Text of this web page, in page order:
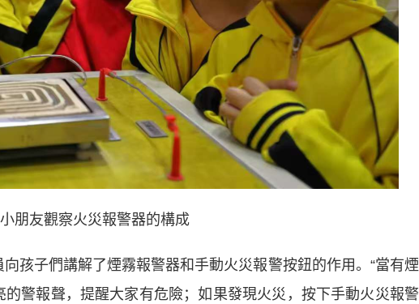
小朋友觀察火災報警器的構成
子們講解了煙霧報警器和手動火災報警按鈕的作用。“當有煙
警報聲，提醒大家有危險；如果發現火災，按下手動火災報警